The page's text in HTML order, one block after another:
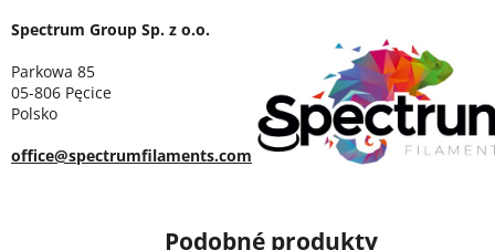
Spectrum Group Sp. z o.o.
Parkowa 85
05-806 Pęcice
Polsko
office@spectrumfilaments.com